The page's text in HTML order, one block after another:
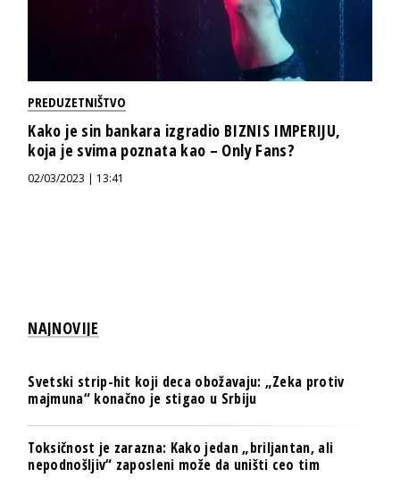
PREDUZETNIŠTVO
Kako je sin bankara izgradio BIZNIS IMPERIJU,
koja je svima poznata kao – Only Fans?
02/03/2023 | 13:41
NAJNOVIJE
Svetski strip-hit koji deca obožavaju: „Zeka protiv
majmuna“ konačno je stigao u Srbiju
Toksičnost je zarazna: Kako jedan „briljantan, ali
nepodnošljiv“ zaposleni može da uništi ceo tim